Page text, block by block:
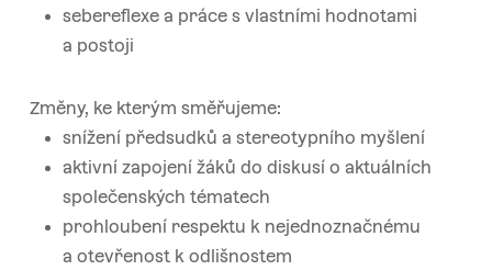
sebereflexe a práce s vlastními hodnotami
a postoji
Změny, ke kterým směřujeme:
snížení předsudků a stereotypního myšlení
aktivní zapojení žáků do diskusí o aktuálních
společenských tématech
prohloubení respektu k nejednoznačnému
a otevřenost k odlišnostem